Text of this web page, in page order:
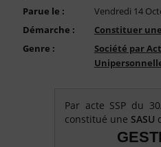
Parue le :
Vendredi 14
Démarche :
Constituer
Genre :
Société par
Par acte SSP du
constitué une SASU